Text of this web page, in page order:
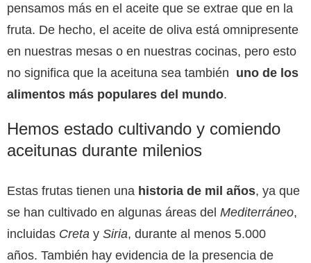
pensamos más en el aceite que se extrae que en la
fruta. De hecho, el aceite de oliva está omnipresente
en nuestras mesas o en nuestras cocinas, pero esto
no significa que la aceituna sea también uno de los
alimentos más populares del mundo.
Hemos estado cultivando y comiendo
aceitunas durante milenios
Estas frutas tienen una historia de mil años, ya que
se han cultivado en algunas áreas del Mediterráneo,
incluidas Creta y Siria, durante al menos 5.000
años. También hay evidencia de la presencia de